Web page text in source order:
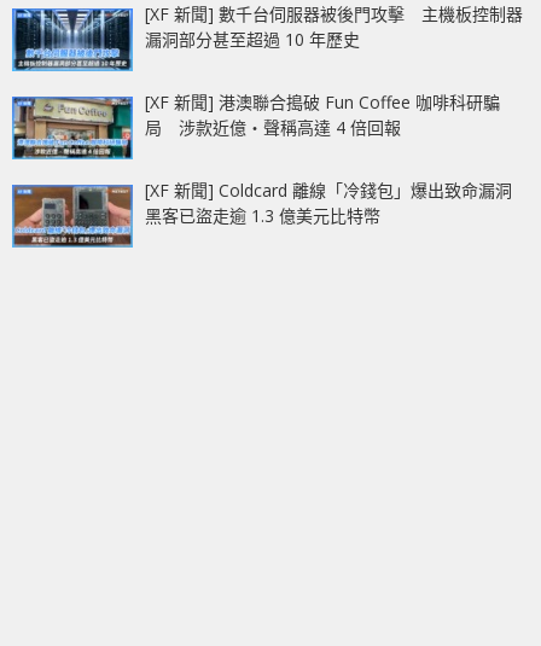
[XF 新聞] 數千台伺服器被後門攻擊 主機板控制器
漏洞部分甚至超過 10 年歷史
[XF 新聞] 港澳聯合搗破 Fun Coffee 咖啡科研騙
局 涉款近億‧聲稱高達 4 倍回報
[XF 新聞] Coldcard 離線「冷錢包」爆出致命漏洞
黑客已盜走逾 1.3 億美元比特幣